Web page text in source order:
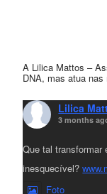
A Lilica Mattos –
DNA, mas atua
Lilica
3 months
Que tal transformar
inesquecível?
Foto